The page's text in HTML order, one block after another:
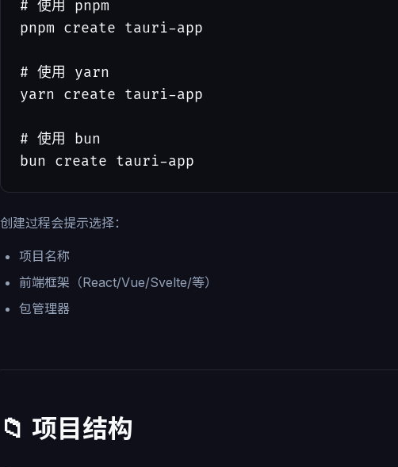
# 使用 pnpm
pnpm create tauri-app
# 使用 yarn
yarn create tauri-app
# 使用 bun
bun create tauri-app
创建过程会提示选择：
项目名称
前端框架（React/Vue/Svelte/等）
包管理器
📁 项目结构